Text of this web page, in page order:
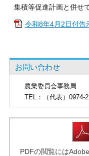
集積等促進計画と併せ
令和8年4月2日付告
お問い合わせ
農業委員会事務局
TEL ：（代表）0974-
PDFの閲覧には